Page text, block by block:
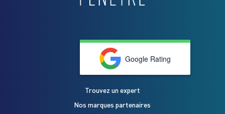
Google Rating
Trouvez un expert
Nos marques partenaires